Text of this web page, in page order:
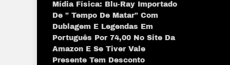
Mídia Física: Blu-Ray Importado
De ” Tempo De Matar” Com
Dublagem E Legendas Em
Português Por 74,00 No Site Da
Amazon E Se Tiver Vale
Presente Tem Desconto